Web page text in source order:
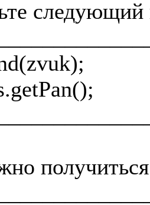
следующий